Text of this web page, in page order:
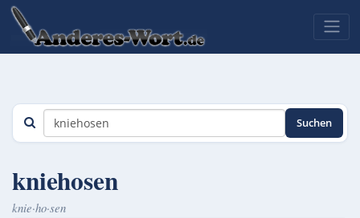
Suchen
kniehosen
knie·ho·sen